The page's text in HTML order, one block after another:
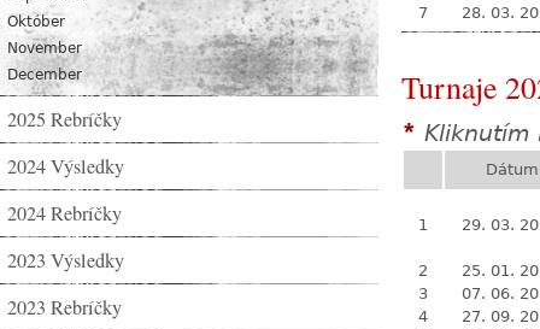
Október
November
December
2025 Rebríčky
2024 Výsledky
2024 Rebríčky
2023 Výsledky
2023 Rebríčky
7
28. 03.
Turnaje
* Kliknutím
Dátum
1 29. 03.
2
25. 01.
3
07. 06.
4
27. 09.